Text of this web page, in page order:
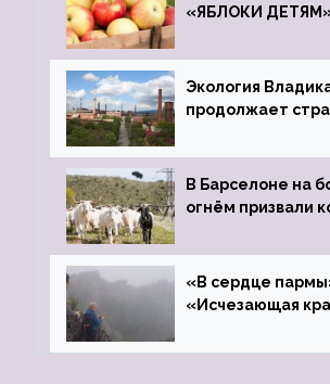
«ЯБЛОКИ
Экология
продолжает
В Барселоне на
огнём призвали
«В сердце
«Исчезающая